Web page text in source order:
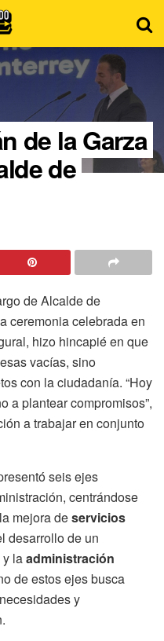
de la Garza
de
de Alcalde de
ceremonia celebrada en
hizo hincapié en que
vacías, sino
con la ciudadanía. “Hoy
a plantear compromisos”,
a trabajar en conjunto
seis ejes
centrándose
mejora deservicios
desarrollo de un
y laadministración
de estos ejes busca
y